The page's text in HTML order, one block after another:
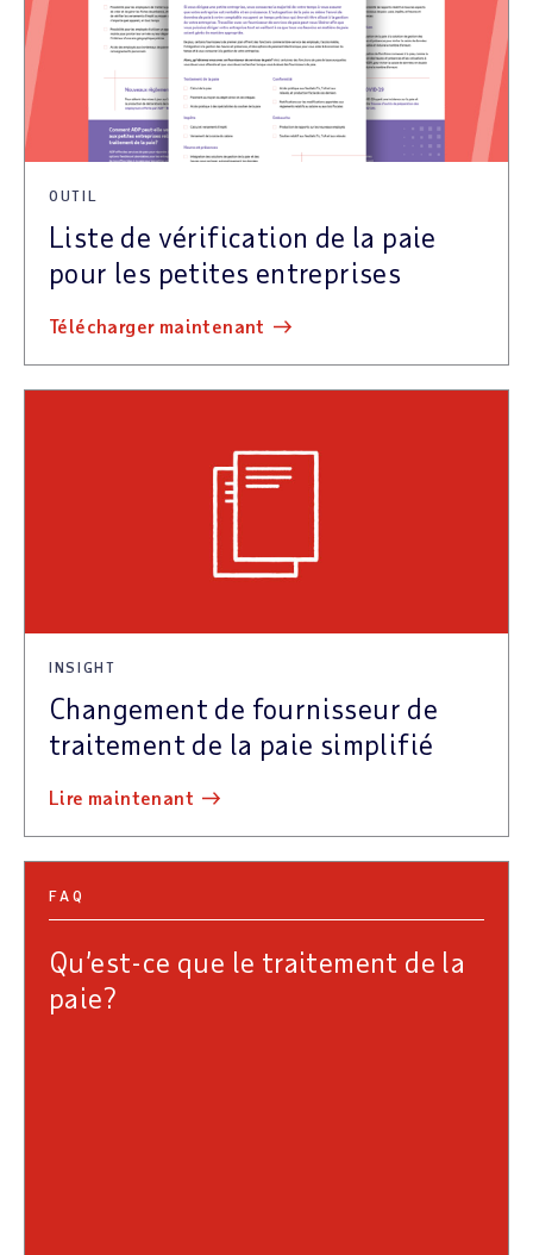
OUTIL
Liste de vérification de la paie
pour les petites entreprises
télécharger maintenant
INSIGHT
Changement de fournisseur de
traitement de la paie simplifié
lire maintenant
FAQ
Qu’est-ce que le traitement de la
paie?